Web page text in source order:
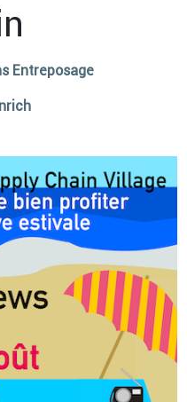
Entreposage